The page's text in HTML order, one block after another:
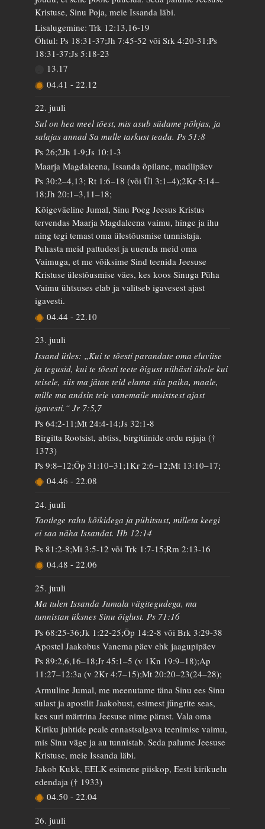
Kristuse, Sinu Poja, meie Issanda läbi.
Lisalugemine: Trk 12:13,16-19
Õhtul: Ps 18:31-37;Jh 7:45-52 või Srk 4:20-31;Ps
18:31-37;Js 5:18-23
13.17
04.41 - 22.12
22. juuli
Sul on hea meel tõest, mis asub südame põhjas, ja
salajas annad Sa mulle tarkust teada. Ps 51:8
Ps 26;2Jh 1-9;Js 10:1-3
Maarja Magdaleena, Issanda õpilane, madlipäev
Ps 30:2–4,13; Rt 1:6–18 (või Ül 3:1–4);2Kr 5:14–
18;Jh 20:1–3,11–18;
Kõigeväeline Jumal, Sinu Poeg Jeesus Kristus
tervendas Maarja Magdaleena vaimu, hinge ja ihu
ning tegi temast oma ülestõusmise tunnistaja.
Puhasta meid pattudest ja uuenda meid oma
Vaimuga, et me võiksime Sind teenida Jeesuse
Kristuse ülestõusmise väes, kes koos Sinuga Püha
Vaimu ühtsuses elab ja valitseb igavesest ajast
igavesti.
04.44 - 22.10
23. juuli
Issand ütles: „Kui te tõesti parandate oma eluviise
ja tegusid, kui te tõesti teete õigust niihästi ühele kui
teisele, siis ma jätan teid elama siia paika, maale,
mille ma andsin teie vanemaile muistsest ajast
igavesti.“ Jr 7:5,7
Ps 64:2-11;Mt 24:4-14;Js 32:1-8
Birgitta Rootsist, abtiss, birgitiinide ordu rajaja (†
1373)
Ps 9:8–12;Õp 31:10–31;1Kr 2:6–12;Mt 13:10–17;
04.46 - 22.08
24. juuli
Taotlege rahu kõikidega ja pühitsust, milleta keegi
ei saa näha Issandat. Hb 12:14
Ps 81:2-8;Mi 3:5-12 või Trk 1:7-15;Rm 2:13-16
04.48 - 22.06
25. juuli
Ma tulen Issanda Jumala vägitegudega, ma
tunnistan üksnes Sinu õiglust. Ps 71:16
Ps 68:25-36;Jk 1:22-25;Õp 14:2-8 või Brk 3:29-38
Apostel Jaakobus Vanema päev ehk jaagupipäev
Ps 89:2,6,16–18;Jr 45:1–5 (v 1Kn 19:9–18);Ap
11:27–12:3a (v 2Kr 4:7–15);Mt 20:20–23(24–28);
Armuline Jumal, me meenutame täna Sinu ees Sinu
sulast ja apostlit Jaakobust, esimest jüngrite seas,
kes suri märtrina Jeesuse nime pärast. Vala oma
Kiriku juhtide peale ennastsalgava teenimise vaimu,
mis Sinu väge ja au tunnistab. Seda palume Jeesuse
Kristuse, meie Issanda läbi.
Jakob Kukk, EELK esimene piiskop, Eesti kirikuelu
edendaja († 1933)
04.50 - 22.04
26. juuli